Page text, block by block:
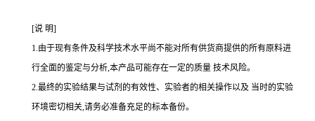
[说 明]
1.由于现有条件及科学技术水平尚不能对所有供货商提供的所有原料进
行全面的鉴定与分析,本产品可能存在一定的质量 技术风险。
2.最终的实验结果与试剂的有效性、实验者的相关操作以及 当时的实验
环境密切相关,请务必准备充足的标本备份。